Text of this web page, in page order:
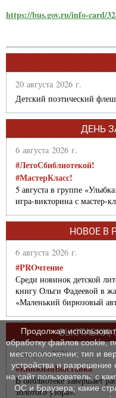
https://bus.gov.ru/info-card/
20 августа 2026 г.
Детский поэтический
ДЕНЬ
6 августа 2026 г.
#ЛетоСбиблиотекой!
#МастерКласс!
5 августа в группе
игра-викторина с мастер-
НОВОЕ В
6 августа 2026 г.
#PROчтение
Среди новинок детской
книгу Ольги Фадеевой в
«Маленький бирюзовый
ВЫСТАВКИ,
6 августа 2026 г.
#КнижнаяВыставка
В библиотеке завершает
золотого узора».
Продолжая
обработку файлов cookie,
местоположении; тип и
устройства и разрешение
на сайт пользователь; с
ОС и Браузера; какие